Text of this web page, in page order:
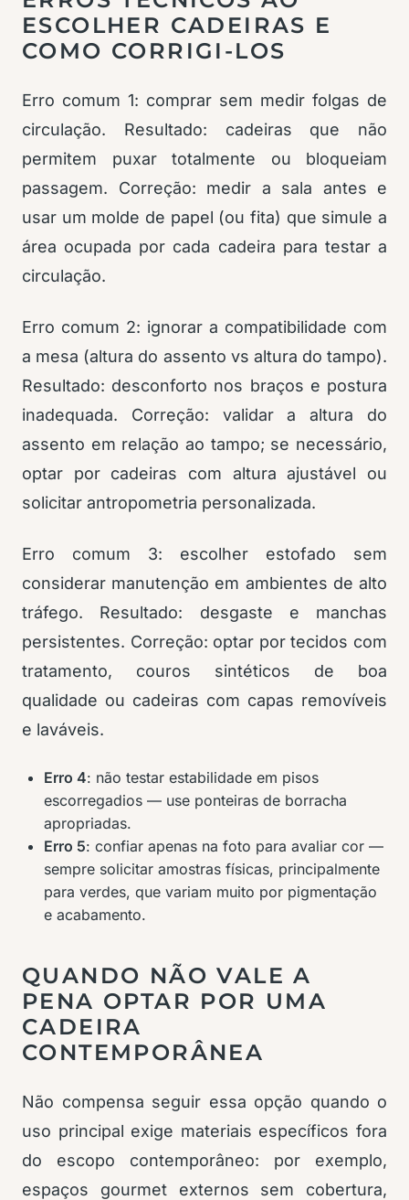
ESCOLHER CADEIRAS E
COMO CORRIGI-LOS
Erro comum 1: comprar sem medir folgas de
circulação. Resultado: cadeiras que não
permitem puxar totalmente ou bloqueiam
passagem. Correção: medir a sala antes e
usar um molde de papel (ou fita) que simule a
área ocupada por cada cadeira para testar a
circulação.
Erro comum 2: ignorar a compatibilidade com
a mesa (altura do assento vs altura do tampo).
Resultado: desconforto nos braços e postura
inadequada. Correção: validar a altura do
assento em relação ao tampo; se necessário,
optar por cadeiras com altura ajustável ou
solicitar antropometria personalizada.
Erro comum 3: escolher estofado sem
considerar manutenção em ambientes de alto
tráfego. Resultado: desgaste e manchas
persistentes. Correção: optar por tecidos com
tratamento, couros sintéticos de boa
qualidade ou cadeiras com capas removíveis
e laváveis.
Erro 4: não testar estabilidade em pisos
escorregadios — use ponteiras de borracha
apropriadas.
Erro 5: confiar apenas na foto para avaliar cor —
sempre solicitar amostras físicas, principalmente
para verdes, que variam muito por pigmentação
e acabamento.
QUANDO NÃO VALE A
PENA OPTAR POR UMA
CADEIRA
CONTEMPORÂNEA
Não compensa seguir essa opção quando o
uso principal exige materiais específicos fora
do escopo contemporâneo: por exemplo,
espaços gourmet externos sem cobertura,